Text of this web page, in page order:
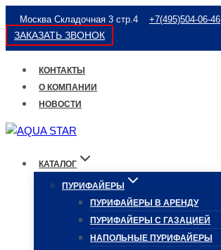
Перейти
к
содержимому
Москва Складочная 3 стр.4 +7(495)504-06-46
ЗАКАЗАТЬ ЗВОНОК
КОНТАКТЫ
О КОМПАНИИ
НОВОСТИ
КАТАЛОГ
ПУРИФАЙЕРЫ
ПУРИФАЙЕРЫ В АРЕНДУ
ПУРИФАЙЕРЫ С ГАЗАЦИЕЙ
НАПОЛЬНЫЕ ПУРИФАЙЕРЫ